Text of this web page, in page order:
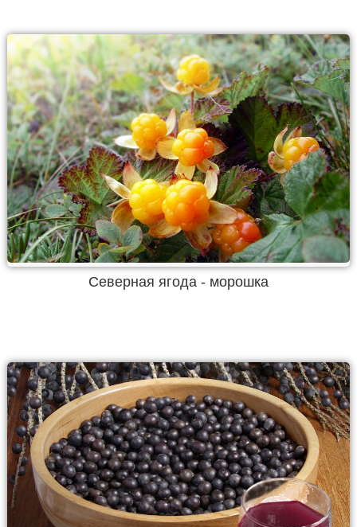
Северная ягода - морошка